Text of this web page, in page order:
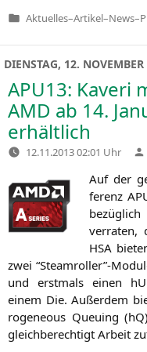
Veröffentlicht
Aktuelles–Artikel–News–
DIENSTAG, 12.
APU13: Kaveri
AMD ab 14.
erhältlich
12.11.2013 02:01 Uhr
Auf der
fe­renz
bezüg­lich
ver­ra­ten,
HSA
zwei “Steamroller”-
und erst­mals einen
einem Die. Außer­dem
ro­ge­neous Queu­ing
gleich­be­rech­tigt Arbeit